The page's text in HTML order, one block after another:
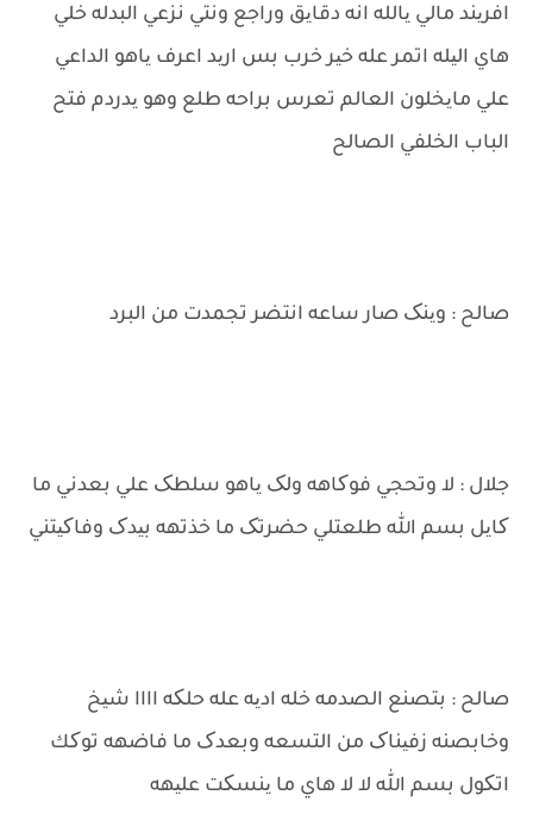
افریند مالي یالله انه دقایق وراجع ونتي نزعي البدله خلي
هاي الیله اتمر عله خیر خرب بس ارید اعرف یاهو الداعي
علي مایخلون العالم تعرس براحه طلع وهو یدردم فتح
الباب الخلفي الصالح
صالح : وینک صار ساعه انتضر تجمدت من البرد
جلال : لا وتحجي فوکاهه ولک یاهو سلطک علي بعدني ما
کایل بسم الله طلعتلي حضرتک ما خذتهه بیدک وفاکیتني
صالح : بتصنع الصدمه خله ادیه عله حلکه اااا شیخ
وخابصنه زفیناک من التسعه وبعدک ما فاضهه توکك
اتکول بسم الله لا لا هاي ما ینسکت علیهه